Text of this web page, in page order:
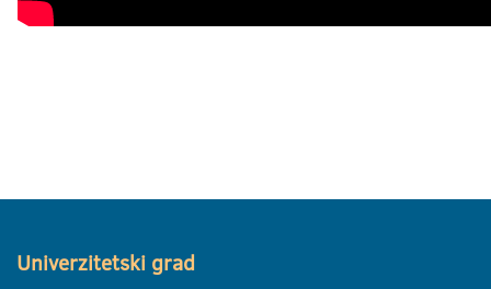
Univerzitetski grad